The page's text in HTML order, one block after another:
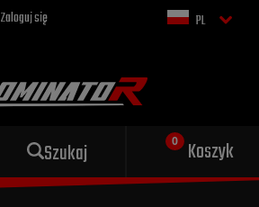
Zaloguj się PL
Szukaj Koszyk
Sportowy wydech dla Twojego